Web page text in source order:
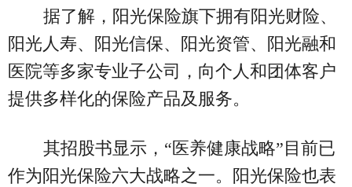
据了解，阳光保险旗下拥有阳光财险、
阳光人寿、阳光信保、阳光资管、阳光融和
医院等多家专业子公司，向个人和团体客户
提供多样化的保险产品及服务。
其招股书显示，“医养健康战略”目前已
作为阳光保险六大战略之一。阳光保险也表